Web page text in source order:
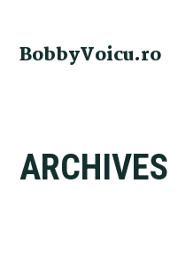
primary
main
primary
footer
BobbyVoicu.ro